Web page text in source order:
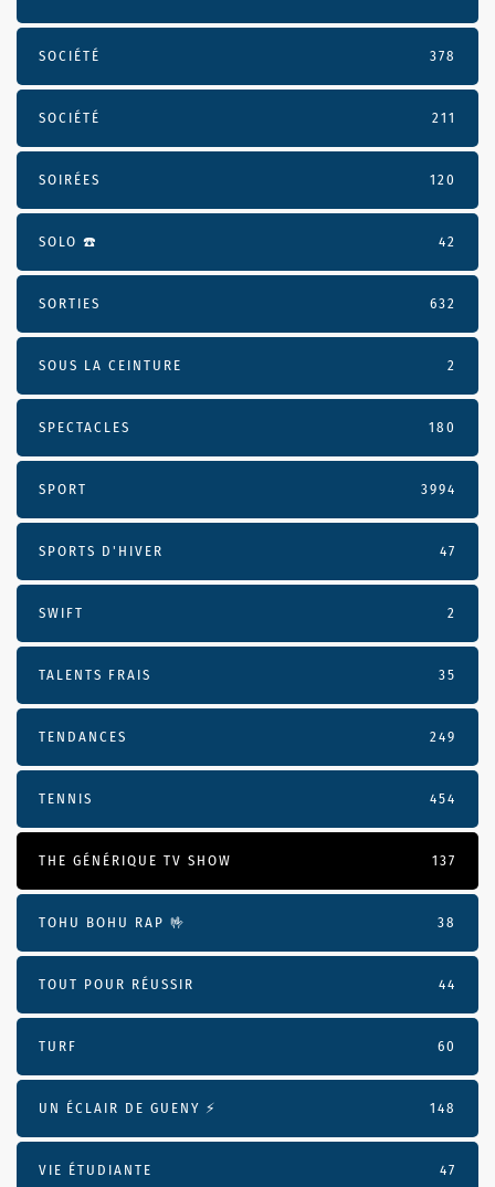
SOCIÉTÉ 378
SOCIÉTÉ 211
SOIRÉES 120
SOLO ☎️ 42
SORTIES 632
SOUS LA CEINTURE 2
SPECTACLES 180
SPORT 3994
SPORTS D'HIVER 47
SWIFT 2
TALENTS FRAIS 35
TENDANCES 249
TENNIS 454
THE GÉNÉRIQUE TV SHOW 137
TOHU BOHU RAP 🤟 38
TOUT POUR RÉUSSIR 44
TURF 60
UN ÉCLAIR DE GUENY ⚡️ 148
VIE ÉTUDIANTE 47